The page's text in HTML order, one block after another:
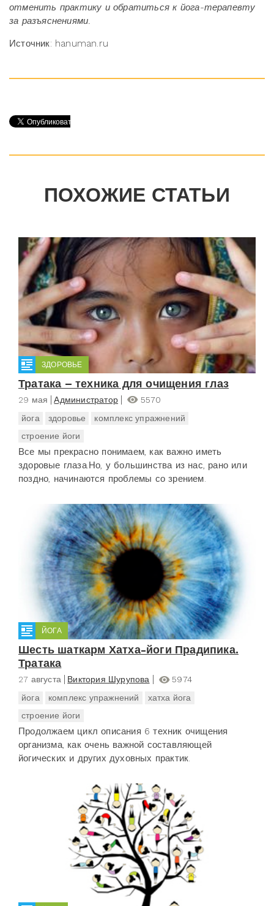
отменить практику и обратиться к йога-терапевту
за разъяснениями.
Источник: hanuman.ru
ПОХОЖИЕ СТАТЬИ
ЗДОРОВЬЕ
Тратака – техника для очищения глаз
29 мая Администратор
5570
йога
здоровье
комплекс упражнений
строение йоги
Все мы прекрасно понимаем, как важно иметь
здоровые глаза.Но, у большинства из нас, рано или
поздно, начинаются проблемы со зрением.
ЙОГА
Шесть шаткарм Хатха-йоги Прадипика.
Тратака
27 августа Виктория Шурупова
5974
йога
комплекс упражнений
хатха йога
строение йоги
Продолжаем цикл описания 6 техник очищения
организма, как очень важной составляющей
йогических и других духовных практик.